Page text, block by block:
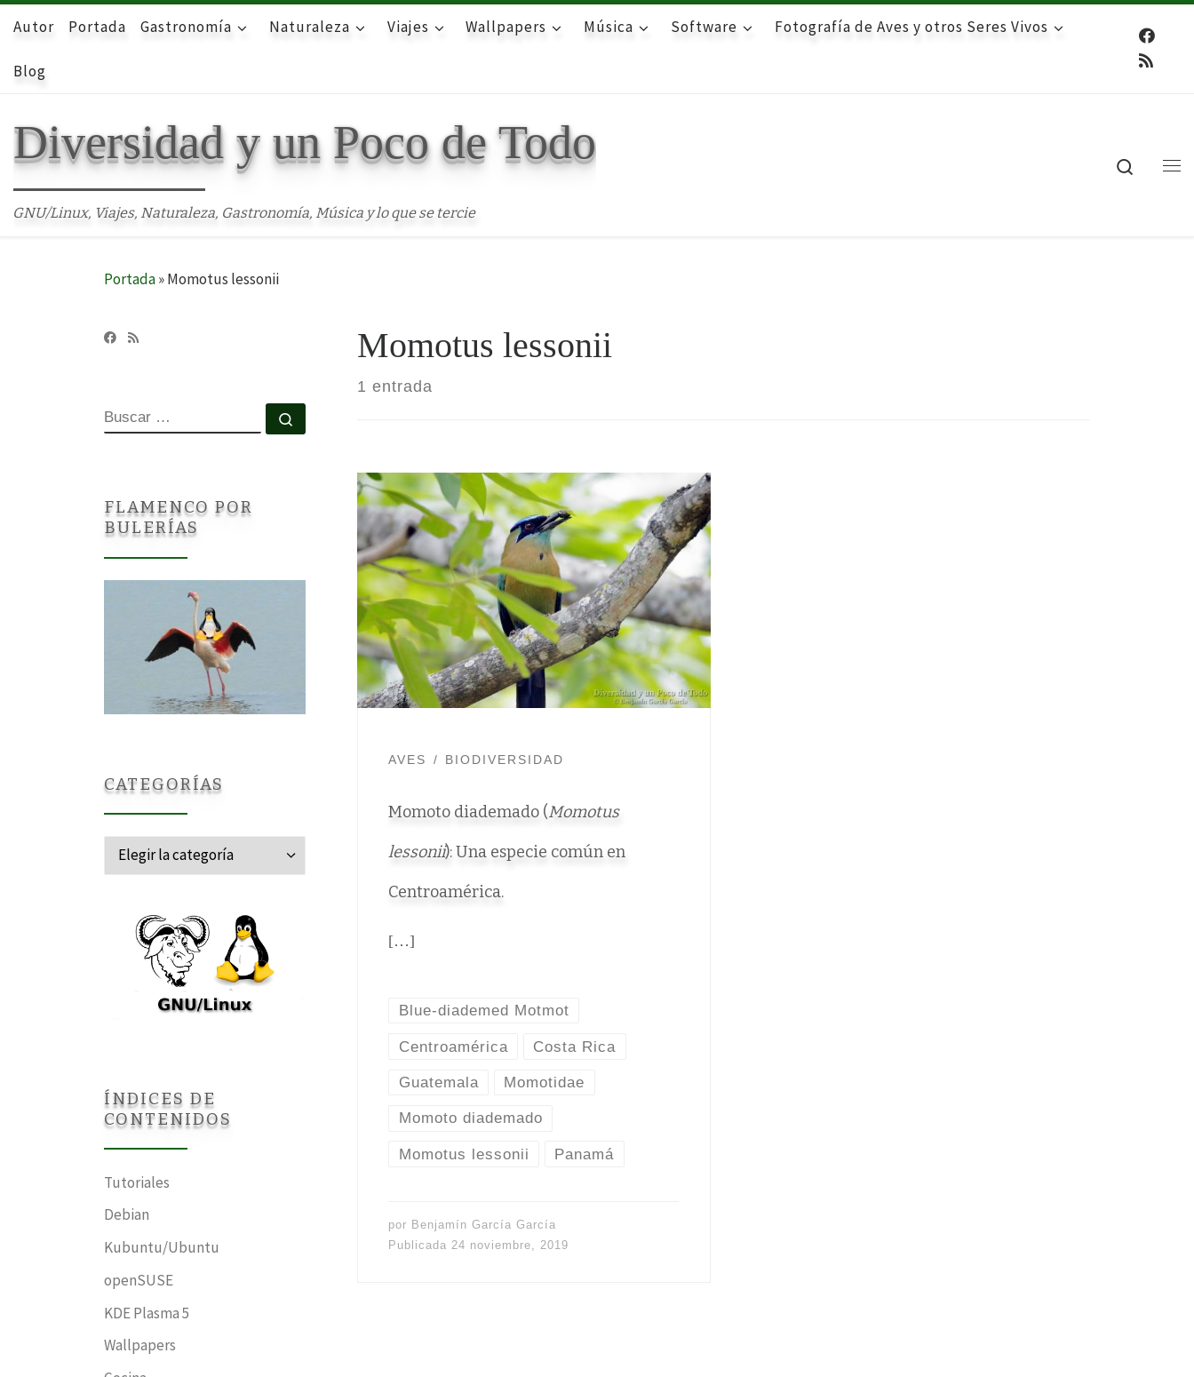
Skip to content
Autor Portada Gastronomía Naturaleza Viajes Wallpapers Música Software Fotografía de Aves y otros Seres Vivos
Blog
Diversidad y un Poco de Todo
GNU/Linux, Viajes, Naturaleza, Gastronomía, Música y lo que se tercie
Search
Portada»Momotus lessonii
Momotus lessonii
1 entrada
AVES BIODIVERSIDAD
Momoto diademado (Momotus
lessonii): Una especie común en
Centroamérica.
[…]
Blue-diademed Motmot
Centroamérica Costa Rica
Guatemala Momotidae
Momoto diademado
Momotus lessonii Panamá
por Benjamín García García
Publicada 24 noviembre, 2019
BUSCAR
FLAMENCO POR
BULERÍAS
CATEGORÍAS
Categorías
ÍNDICES DE
CONTENIDOS
Tutoriales
Debian
Kubuntu/Ubuntu
openSUSE
KDE Plasma 5
Wallpapers